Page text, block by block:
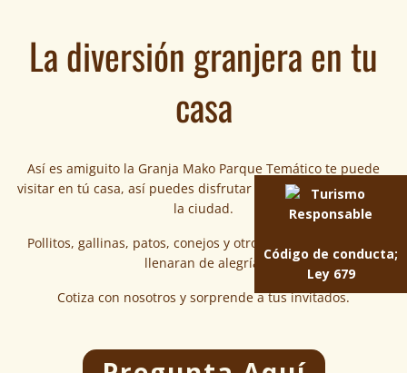
La diversión granjera en tu
casa
Así es amiguito la Granja Mako Parque Temático te puede
visitar en tú casa, así puedes disfrutar del campo sin salir de
la ciudad.
Pollitos, gallinas, patos, conejos y otros amigos peludos te
llenaran de alegría.
Cotiza con nosotros y sorprende a tus invitados.
Código de conducta;
Ley 679